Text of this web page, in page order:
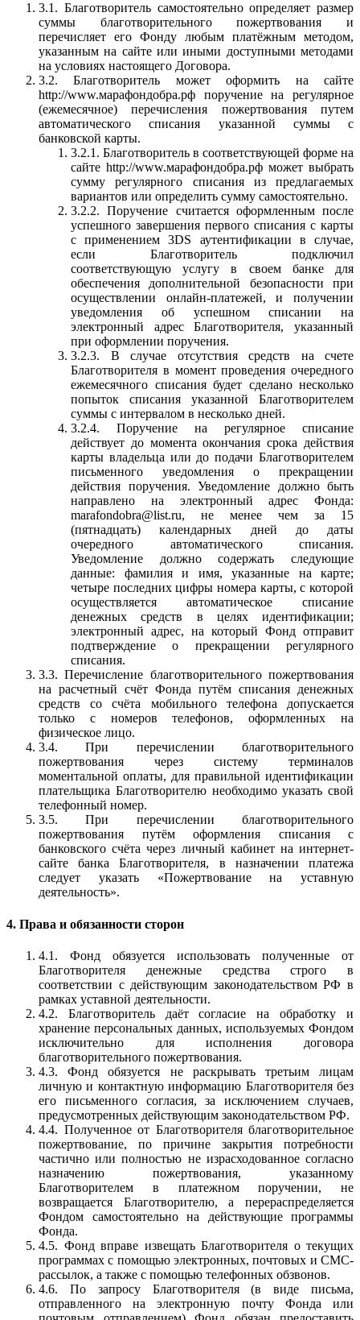
3.1. Благотворитель самостоятельно определяет размер
суммы благотворительного пожертвования и
перечисляет его Фонду любым платёжным методом,
указанным на сайте или иными доступными методами
на условиях настоящего Договора.
3.2. Благотворитель может оформить на сайте
http://www.марафондобра.рф поручение на регулярное
(ежемесячное) перечисления пожертвования путем
автоматического списания указанной суммы с
банковской карты.
3.2.1. Благотворитель в соответствующей форме на
сайте http://www.марафондобра.рф может выбрать
сумму регулярного списания из предлагаемых
вариантов или определить сумму самостоятельно.
3.2.2. Поручение считается оформленным после
успешного завершения первого списания с карты
с применением 3DS аутентификации в случае,
если Благотворитель подключил
соответствующую услугу в своем банке для
обеспечения дополнительной безопасности при
осуществлении онлайн-платежей, и получении
уведомления об успешном списании на
электронный адрес Благотворителя, указанный
при оформлении поручения.
3.2.3. В случае отсутствия средств на счете
Благотворителя в момент проведения очередного
ежемесячного списания будет сделано несколько
попыток списания указанной Благотворителем
суммы с интервалом в несколько дней.
3.2.4. Поручение на регулярное списание
действует до момента окончания срока действия
карты владельца или до подачи Благотворителем
письменного уведомления о прекращении
действия поручения. Уведомление должно быть
направлено на электронный адрес Фонда:
marafondobra@list.ru, не менее чем за 15
(пятнадцать) календарных дней до даты
очередного автоматического списания.
Уведомление должно содержать следующие
данные: фамилия и имя, указанные на карте;
четыре последних цифры номера карты, с которой
осуществляется автоматическое списание
денежных средств в целях идентификации;
электронный адрес, на который Фонд отправит
подтверждение о прекращении регулярного
списания.
3.3. Перечисление благотворительного пожертвования
на расчетный счёт Фонда путём списания денежных
средств со счёта мобильного телефона допускается
только с номеров телефонов, оформленных на
физическое лицо.
3.4. При перечислении благотворительного
пожертвования через систему терминалов
моментальной оплаты, для правильной идентификации
плательщика Благотворителю необходимо указать свой
телефонный номер.
3.5. При перечислении благотворительного
пожертвования путём оформления списания с
банковского счёта через личный кабинет на интернет-
сайте банка Благотворителя, в назначении платежа
следует указать «Пожертвование на уставную
деятельность».
4. Права и обязанности сторон
4.1. Фонд обязуется использовать полученные от
Благотворителя денежные средства строго в
соответствии с действующим законодательством РФ в
рамках уставной деятельности.
4.2. Благотворитель даёт согласие на обработку и
хранение персональных данных, используемых Фондом
исключительно для исполнения договора
благотворительного пожертвования.
4.3. Фонд обязуется не раскрывать третьим лицам
личную и контактную информацию Благотворителя без
его письменного согласия, за исключением случаев,
предусмотренных действующим законодательством РФ.
4.4. Полученное от Благотворителя благотворительное
пожертвование, по причине закрытия потребности
частично или полностью не израсходованное согласно
назначению пожертвования, указанному
Благотворителем в платежном поручении, не
возвращается Благотворителю, а перераспределяется
Фондом самостоятельно на действующие программы
Фонда.
4.5. Фонд вправе извещать Благотворителя о текущих
программах с помощью электронных, почтовых и СМС-
рассылок, а также с помощью телефонных обзвонов.
4.6. По запросу Благотворителя (в виде письма,
отправленного на электронную почту Фонда или